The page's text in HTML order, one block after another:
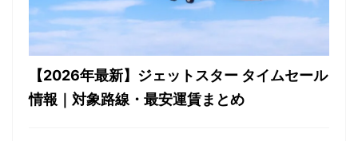
【2026年最新】ジェットスター タイムセール
情報｜対象路線・最安運賃まとめ